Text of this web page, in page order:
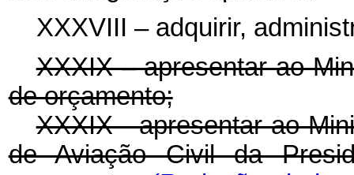
XXXVIII – adquirir,
XXXIX – apresentar ao
de orçamento;
XXXIX - apresentar ao
de Aviação Civil da